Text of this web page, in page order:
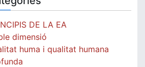
DE LA EA
dimensió
huma i qualitat humana